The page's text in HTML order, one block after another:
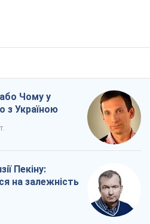
Чому у
з Україною
Пекіну:
на залежність